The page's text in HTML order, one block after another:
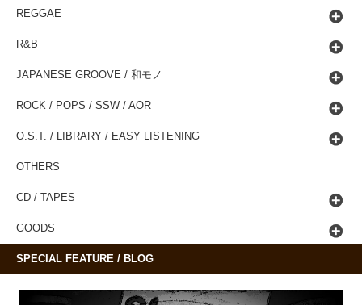
REGGAE
R&B
JAPANESE GROOVE / 和モノ
ROCK / POPS / SSW / AOR
O.S.T. / LIBRARY / EASY LISTENING
OTHERS
CD / TAPES
GOODS
SPECIAL FEATURE / BLOG